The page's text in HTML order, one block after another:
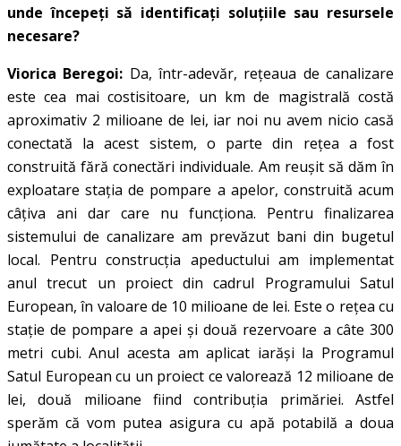
unde începeți să identificați soluțiile sau resursele
necesare?
Viorica Beregoi: Da, într-adevăr, rețeaua de canalizare
este cea mai costisitoare, un km de magistrală costă
aproximativ 2 milioane de lei, iar noi nu avem nicio casă
conectată la acest sistem, o parte din rețea a fost
construită fără conectări individuale. Am reușit să dăm în
exploatare stația de pompare a apelor, construită acum
câțiva ani dar care nu funcționa. Pentru finalizarea
sistemului de canalizare am prevăzut bani din bugetul
local. Pentru construcția apeductului am implementat
anul trecut un proiect din cadrul Programului Satul
European, în valoare de 10 milioane de lei. Este o rețea cu
stație de pompare a apei și două rezervoare a câte 300
metri cubi. Anul acesta am aplicat iarăși la Programul
Satul European cu un proiect ce valorează 12 milioane de
lei, două milioane fiind contribuția primăriei. Astfel
sperăm că vom putea asigura cu apă potabilă a doua